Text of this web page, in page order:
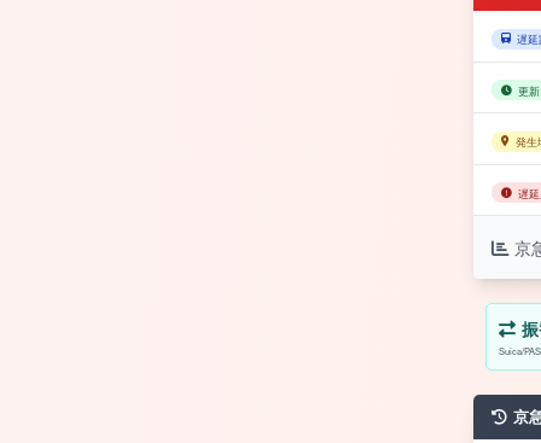
遅延
更
発生
遅
京
Suica/
京